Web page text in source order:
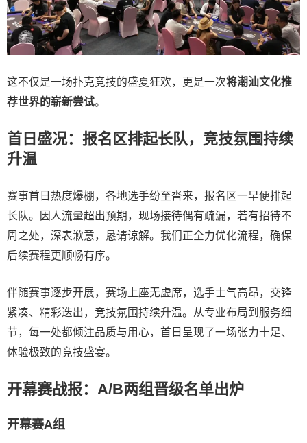
这不仅是一场扑克竞技的盛夏狂欢，更是一次将潮汕文化推
荐世界的崭新尝试。
首日盛况：报名区排起长队，竞技氛围持续
升温
赛事首日热度爆棚，各地选手纷至沓来，报名区一早便排起
长队。因人流量超出预期，现场接待偶有疏漏，若有招待不
周之处，深表歉意，恳请谅解。我们正全力优化流程，确保
后续赛程更顺畅有序。
伴随赛事逐步开展，赛场上座无虚席，选手士气高昂，交锋
紧凑、精彩迭出，竞技氛围持续升温。从专业布局到服务细
节，每一处都倾注品质与用心，首日呈现了一场张力十足、
体验极致的竞技盛宴。
开幕赛战报：A/B两组晋级名单出炉
开幕赛A组